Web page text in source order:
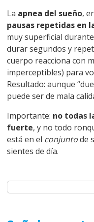
La apnea del sueño,
pausas repetidas en
muy superficial
durar segundos y
cuerpo reacciona con
imperceptibles) para
Resultado: aunque
puede ser de mala
Importante: no todas
fuerte, y no todo
está en el conjuntode
sientes de día.